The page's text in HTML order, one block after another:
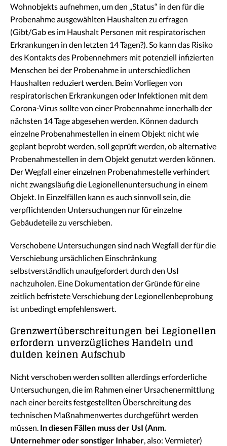
Wohnobjekts aufnehmen, um den „Status“ in den für die
Probenahme ausgewählten Haushalten zu erfragen
(Gibt/Gab es im Haushalt Personen mit respiratorischen
Erkrankungen in den letzten 14 Tagen?). So kann das Risiko
des Kontakts des Probennehmers mit potenziell infizierten
Menschen bei der Probenahme in unterschiedlichen
Haushalten reduziert werden. Beim Vorliegen von
respiratorischen Erkrankungen oder Infektionen mit dem
Corona-Virus sollte von einer Probennahme innerhalb der
nächsten 14 Tage abgesehen werden. Können dadurch
einzelne Probenahmestellen in einem Objekt nicht wie
geplant beprobt werden, soll geprüft werden, ob alternative
Probenahmestellen in dem Objekt genutzt werden können.
Der Wegfall einer einzelnen Probenahmestelle verhindert
nicht zwangsläufig die Legionellenuntersuchung in einem
Objekt. In Einzelfällen kann es auch sinnvoll sein, die
verpflichtenden Untersuchungen nur für einzelne
Gebäudeteile zu verschieben.
Verschobene Untersuchungen sind nach Wegfall der für die
Verschiebung ursächlichen Einschränkung
selbstverständlich unaufgefordert durch den UsI
nachzuholen. Eine Dokumentation der Gründe für eine
zeitlich befristete Verschiebung der Legionellenbeprobung
ist unbedingt empfehlenswert.
Grenzwertüberschreitungen bei Legionellen
erfordern unverzügliches Handeln und
dulden keinen Aufschub
Nicht verschoben werden sollten allerdings erforderliche
Untersuchungen, die im Rahmen einer Ursachenermittlung
nach einer bereits festgestellten Überschreitung des
technischen Maßnahmenwertes durchgeführt werden
müssen. In diesen Fällen muss der UsI (Anm.
Unternehmer oder sonstiger Inhaber, also: Vermieter)